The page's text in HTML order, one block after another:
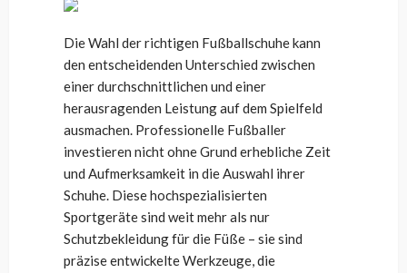
Die Wahl der richtigen Fußballschuhe kann
den entscheidenden Unterschied zwischen
einer durchschnittlichen und einer
herausragenden Leistung auf dem Spielfeld
ausmachen. Professionelle Fußballer
investieren nicht ohne Grund erhebliche Zeit
und Aufmerksamkeit in die Auswahl ihrer
Schuhe. Diese hochspezialisierten
Sportgeräte sind weit mehr als nur
Schutzbekleidung für die Füße – sie sind
präzise entwickelte Werkzeuge, die